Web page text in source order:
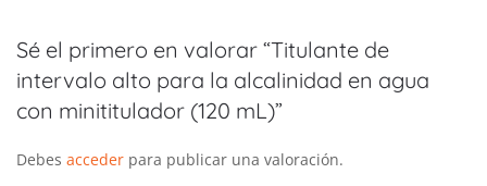
Sé el primero en valorar “Titulante de
intervalo alto para la alcalinidad en agua
con minititulador (120 mL)”
Debes acceder para publicar una valoración.